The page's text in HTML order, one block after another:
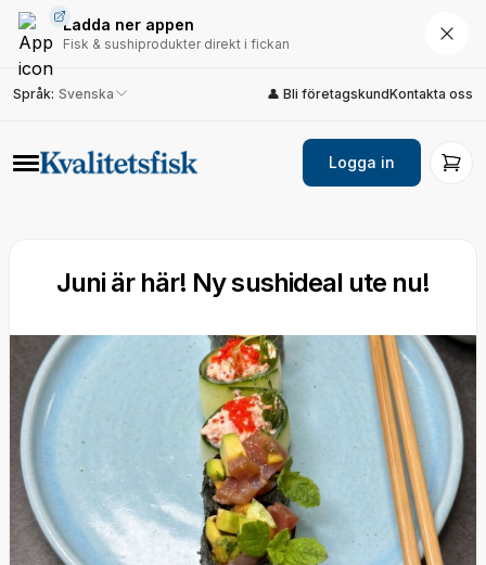
Ladda ner appen
Fisk & sushiprodukter direkt i fickan
Språk: Svenska 👤 Bli företagskundKontakta oss
Logga in
Juni är här! Ny sushideal ute nu!